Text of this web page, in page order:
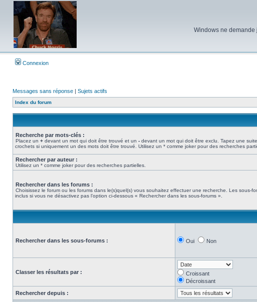
Windows ne demande
Connexion
Messages sans réponse | Sujets actifs
Index du forum
Recherche par mots-clés :
Placez un + devant un mot qui doit être trouvé et un - devant un mot qui doit être exclu. Tapez une
crochets si uniquement un des mots doit être trouvé. Utilisez un * comme joker pour des recherches
Rechercher par auteur :
Utilisez un * comme joker pour des recherches partielles.
Rechercher dans les forums :
Choisissez le forum ou les forums dans le(s)quel(s) vous souhaitez effectuer une recherche. Les sous-
inclus si vous ne désactivez pas l’option ci-dessous « Rechercher dans les sous-forums ».
Rechercher dans les sous-forums : Oui Non
Classer les résultats par :
Croissant
Décroissant
Rechercher depuis :